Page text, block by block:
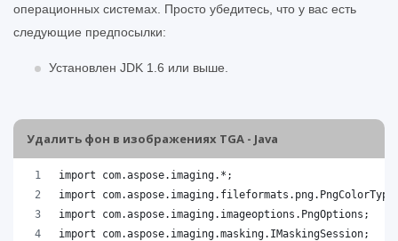
операционных системах. Просто убедитесь, что у вас есть
следующие предпосылки:
Установлен JDK 1.6 или выше.
Удалить фон в изображениях TGA - Java